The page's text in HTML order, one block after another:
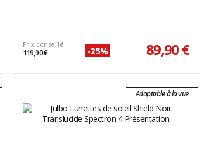
Prix conseillé
119,90 € -25% 89,90 €
Adaptable à la vue